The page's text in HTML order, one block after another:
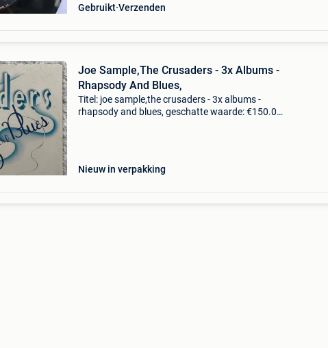
Gebruikt Verzenden
Joe Sample,The Crusaders - 3x Albums -
Rhapsody And Blues,
Titel: joe sample,the crusaders - 3x albums -
rhapsody and blues, geschatte waarde: €150.0
Nieuw in verpakking